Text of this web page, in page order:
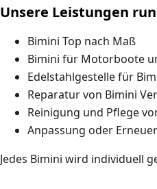
Unsere Leistungen
Bimini Top nach Maß
Bimini für Motorboote
Edelstahlgestelle für
Reparatur von Bimini
Reinigung und Pflege
Anpassung oder
Jedes Bimini wird individuell